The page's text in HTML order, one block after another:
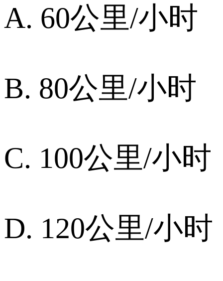
A. 60公里/小时
B. 80公里/小时
C. 100公里/小时
D. 120公里/小时